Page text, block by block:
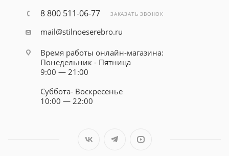
8 800 511-06-77 ЗАКАЗАТЬ ЗВОНОК
mail@stilnoeserebro.ru
Время работы онлайн-магазина:
Понедельник - Пятница
9:00 — 21:00
Суббота- Воскресенье
10:00 — 22:00